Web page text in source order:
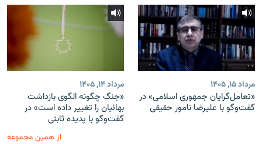
مرداد ۱۵, ۱۴۰۵
«تعامل‌گرایان جمهوری اسلامی» در
گفت‌وگو با علیرضا نامور حقیقی
مرداد ۱۴, ۱۴۰۵
«جنگ چگونه الگوی بازداشت
بهائیان را تغییر داده است» در
گفت‌وگو با پدیده ثابتی
از همین مجموعه